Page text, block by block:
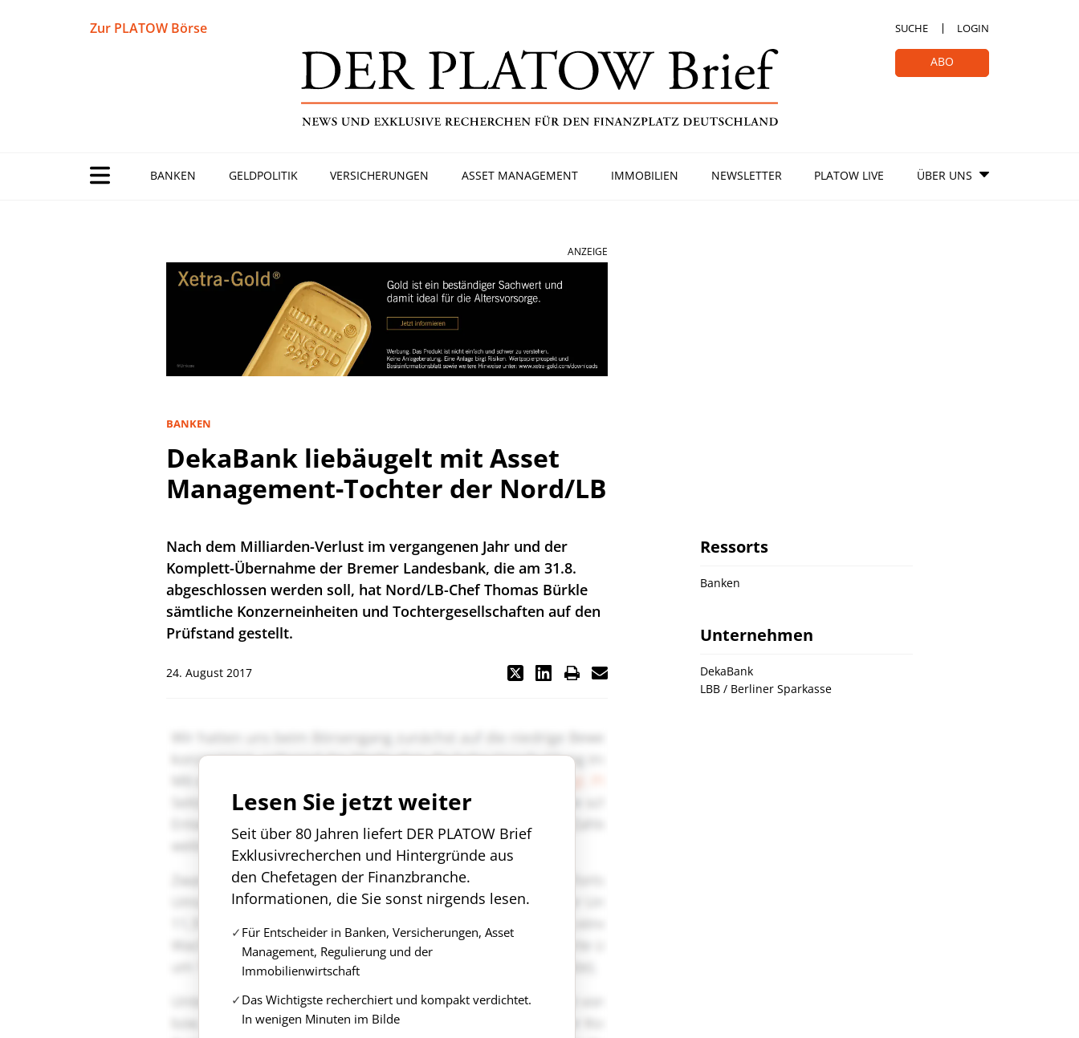
Zur PLATOW Börse SUCHE LOGIN
ABO
BANKEN GELDPOLITIK VERSICHERUNGEN ASSET MANAGEMENT IMMOBILIEN NEWSLETTER PLATOW LIVE ÜBER UNS
ANZEIGE
BANKEN
DekaBank liebäugelt mit Asset
Management-Tochter der Nord/LB
Nach dem Milliarden-Verlust im vergangenen Jahr und der
Komplett-Übernahme der Bremer Landesbank, die am 31.8.
abgeschlossen werden soll, hat Nord/LB-Chef Thomas Bürkle
sämtliche Konzerneinheiten und Tochtergesellschaften auf den
Prüfstand gestellt.
24. August 2017
Lesen Sie jetzt weiter
Seit über 80 Jahren liefert DER PLATOW Brief
Exklusivrecherchen und Hintergründe aus
den Chefetagen der Finanzbranche.
Informationen, die Sie sonst nirgends lesen.
Für Entscheider in Banken, Versicherungen, Asset
Management, Regulierung und der
Immobilienwirtschaft
Das Wichtigste recherchiert und kompakt verdichtet.
In wenigen Minuten im Bilde
Ressorts
Banken
Unternehmen
DekaBank
LBB / Berliner Sparkasse